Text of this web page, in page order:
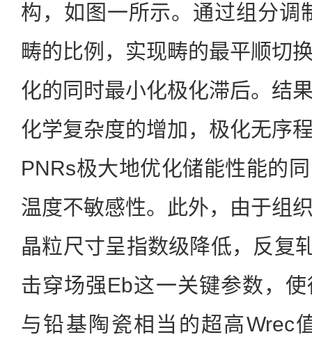
构，如图一所示。通过组分调
畴的比例，实现畴的最平顺切
化的同时最小化极化滞后。结
化学复杂度的增加，极化无序
PNRs极大地优化储能性能的
温度不敏感性。此外，由于组
晶粒尺寸呈指数级降低，反复
击穿场强Eb这一关键参数，
与铅基陶瓷相当的超高Wrec